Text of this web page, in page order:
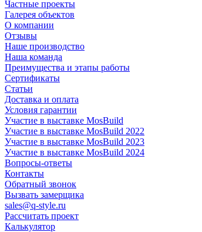
Частные проекты
Галерея объектов
О компании
Отзывы
Наше производство
Наша команда
Преимущества и этапы работы
Сертификаты
Статьи
Доставка и оплата
Условия гарантии
Участие в выставке MosBuild
Участие в выставке MosBuild 2022
Участие в выставке MosBuild 2023
Участие в выставке MosBuild 2024
Вопросы-ответы
Контакты
Обратный звонок
Вызвать замерщика
sales@q-style.ru
Рассчитать проект
Калькулятор